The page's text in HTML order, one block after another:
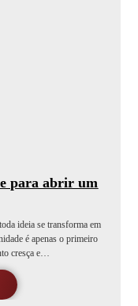
para abrir um
ideia se transforma em
é apenas o primeiro
cresça e…